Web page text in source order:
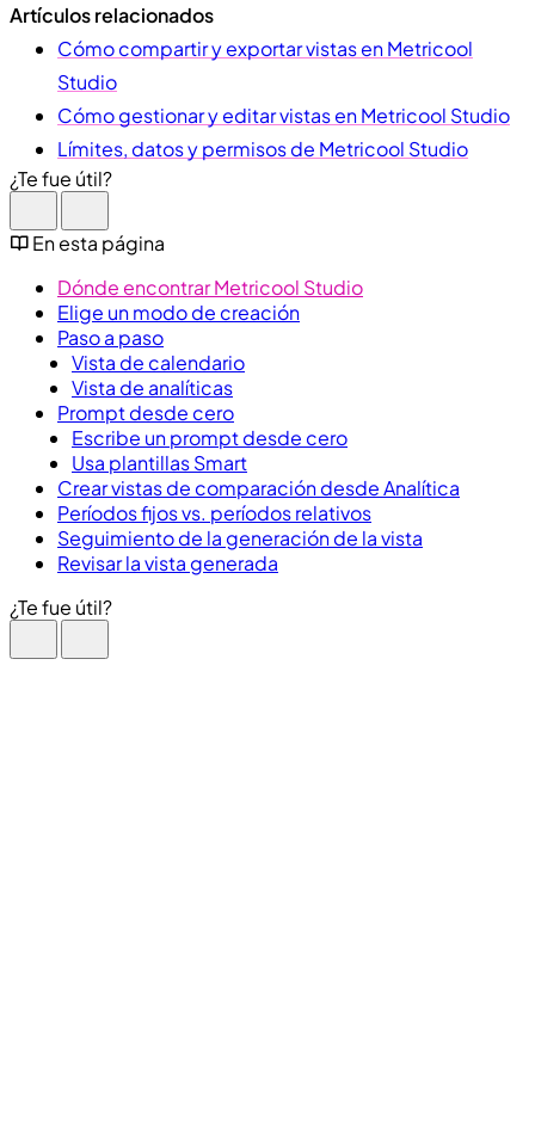
Artículos relacionados
Cómo compartir y exportar vistas en Metricool
Studio
Cómo gestionar y editar vistas en Metricool Studio
Límites, datos y permisos de Metricool Studio
¿Te fue útil?
En esta página
Dónde encontrar Metricool Studio
Elige un modo de creación
Paso a paso
Vista de calendario
Vista de analíticas
Prompt desde cero
Escribe un prompt desde cero
Usa plantillas Smart
Crear vistas de comparación desde Analítica
Períodos fijos vs. períodos relativos
Seguimiento de la generación de la vista
Revisar la vista generada
¿Te fue útil?